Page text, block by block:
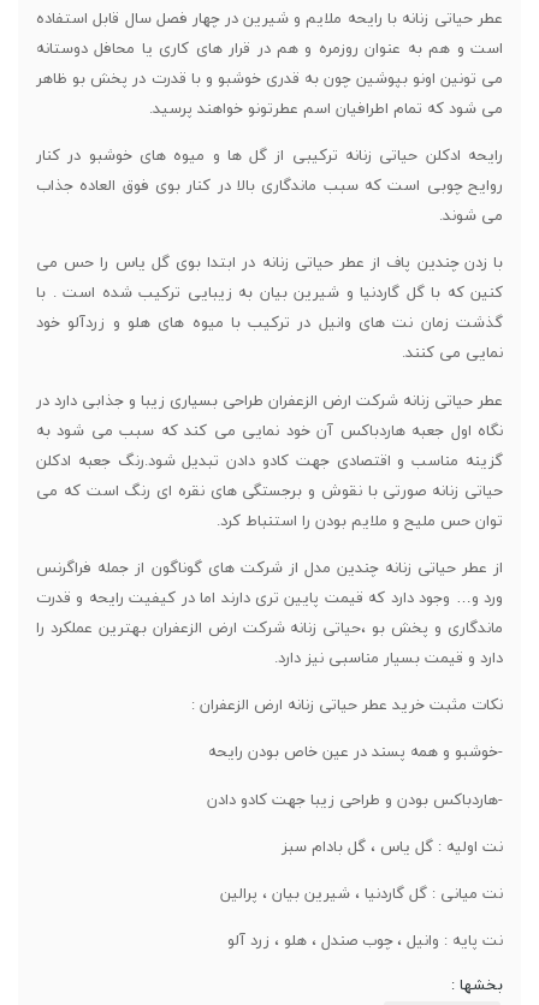
عطر حیاتی زنانه با رایحه ملایم و شیرین در چهار فصل سال قابل استفاده
است و هم به عنوان روزمره و هم در قرار های کاری یا محافل دوستانه
می تونین اونو بپوشین چون به قدری خوشبو و با قدرت در پخش بو ظاهر
می شود که تمام اطرافیان اسم عطرتونو خواهند پرسید.
رایحه ادکلن حیاتی زنانه ترکیبی از گل ها و میوه های خوشبو در کنار
روایح چوبی است که سبب ماندگاری بالا در کنار بوی فوق العاده جذاب
می شوند.
با زدن چندین پاف از عطر حیاتی زنانه در ابتدا بوی گل یاس را حس می
کنین که با گل گاردنیا و شیرین بیان به زیبایی ترکیب شده است . با
گذشت زمان نت های وانیل در ترکیب با میوه های هلو و زردآلو خود
نمایی می کنند.
عطر حیاتی زنانه شرکت ارض الزعفران طراحی بسیاری زیبا و جذابی دارد در
نگاه اول جعبه هاردباکس آن خود نمایی می کند که سبب می شود به
گزینه مناسب و اقتصادی جهت کادو دادن تبدیل شود.رنگ جعبه ادکلن
حیاتی زنانه صورتی با نقوش و برجستگی های نقره ای رنگ است که می
توان حس ملیح و ملایم بودن را استنباط کرد.
از عطر حیاتی زنانه چندین مدل از شرکت های گوناگون از جمله فراگرنس
ورد و… وجود دارد که قیمت پایین تری دارند اما در کیفیت رایحه و قدرت
ماندگاری و پخش بو ،حیاتی زنانه شرکت ارض الزعفران بهترین عملکرد را
دارد و قیمت بسیار مناسبی نیز دارد.
نکات مثبت خرید عطر حیاتی زنانه ارض الزعفران :
-خوشبو و همه پسند در عین خاص بودن رایحه
-هاردباکس بودن و طراحی زیبا جهت کادو دادن
نت اولیه : گل یاس ، گل بادام سبز
نت میانی : گل گاردنیا ، شیرین بیان ، پرالین
نت پایه : وانیل ، چوب صندل ، هلو ، زرد آلو
بخشها :